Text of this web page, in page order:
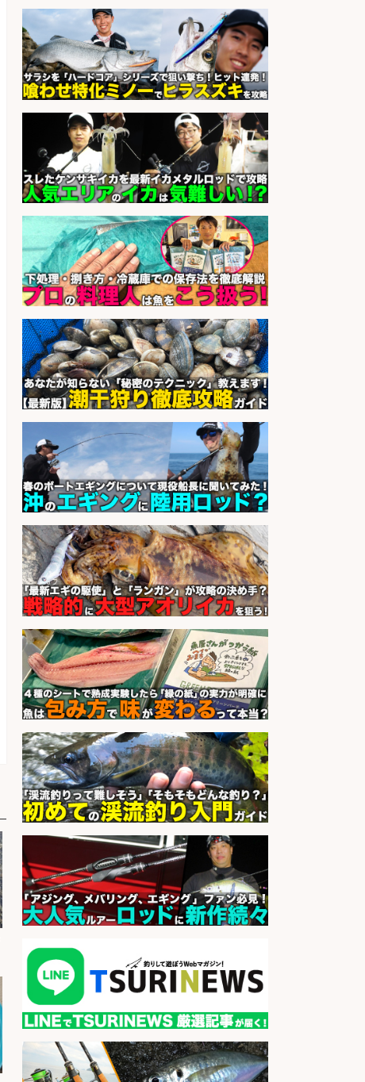
祝休みで年間休日126日/大阪府
会社名
パーソルファクトリーパートナ
ーズ株式会社
sponsored by 求人ボックス
さらに求人情報を見る